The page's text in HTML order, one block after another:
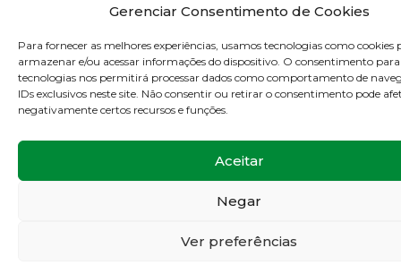
Gerenciar Consentimento de Cookies
Para fornecer as melhores experiências, usamos tecnologias como cookies
armazenar e/ou acessar informações do dispositivo. O consentimento para
tecnologias nos permitirá processar dados como comportamento de
IDs exclusivos neste site. Não consentir ou retirar o consentimento pode
negativamente certos recursos e funções.
Aceitar
Negar
Ver preferências